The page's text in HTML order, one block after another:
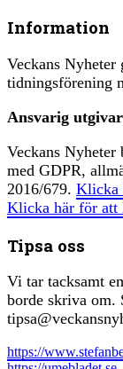
Information
Veckans Nyheter
tidningsförening
Ansvarig
Veckans
med GDPR,
2016/679. Klicka
Klicka här för att
Tipsa oss
Vi tar tacksamt
borde skriva om.
https://